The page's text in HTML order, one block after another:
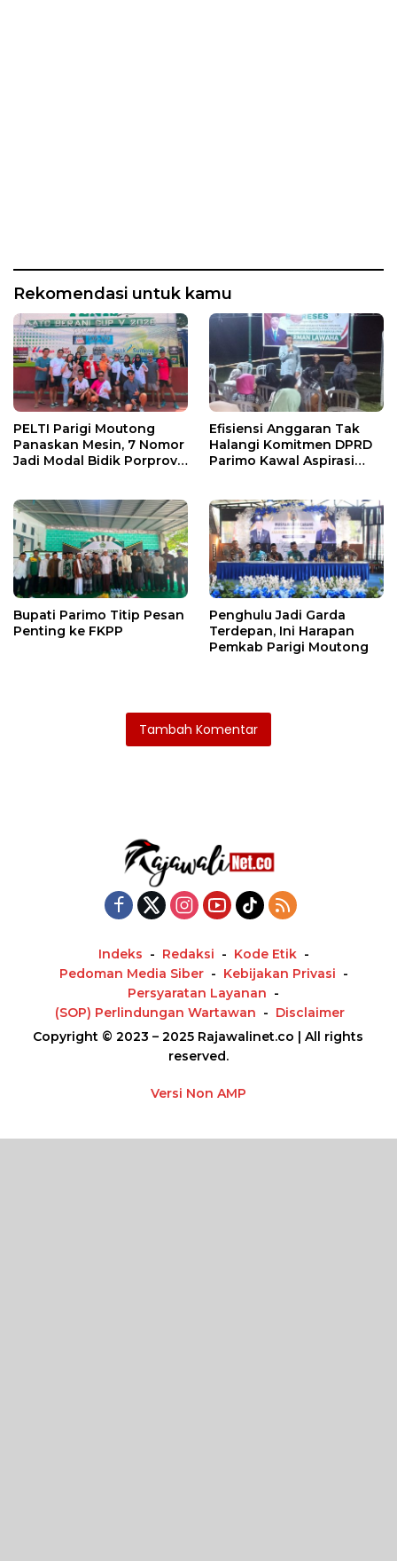
Rekomendasi untuk kamu
PELTI Parigi Moutong
Panaskan Mesin, 7 Nomor
Jadi Modal Bidik Porprov
Efisiensi Anggaran Tak
Halangi Komitmen DPRD
Parimo Kawal Aspirasi
Bupati Parimo Titip Pesan
Penting ke FKPP
Penghulu Jadi Garda
Terdepan, Ini Harapan
Pemkab Parigi Moutong
Tambah Komentar
Indeks Redaksi
Kode Etik
Pedoman Media Siber
Kebijakan Privasi
Persyaratan Layanan
(SOP) Perlindungan Wartawan
Disclaimer
Copyright © 2023 – 2025 Rajawalinet.co | All rights
reserved.
Versi Non AMP